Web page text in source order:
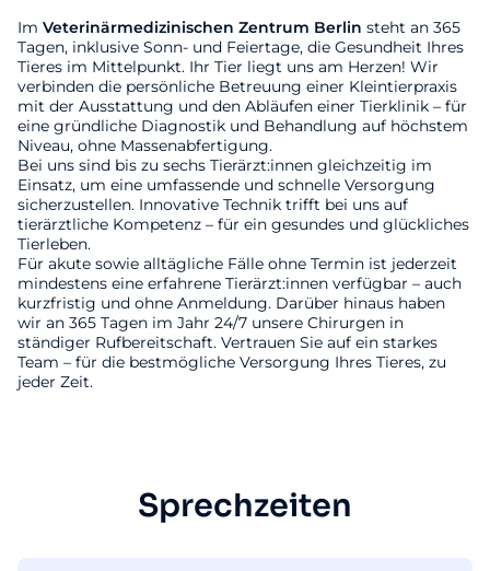
Im Veterinärmedizinischen Zentrum Berlin steht an 365
Tagen, inklusive Sonn- und Feiertage, die Gesundheit Ihres
Tieres im Mittelpunkt. Ihr Tier liegt uns am Herzen! Wir
verbinden die persönliche Betreuung einer Kleintierpraxis
mit der Ausstattung und den Abläufen einer Tierklinik – für
eine gründliche Diagnostik und Behandlung auf höchstem
Niveau, ohne Massenabfertigung.
Bei uns sind bis zu sechs Tierärzt:innen gleichzeitig im
Einsatz, um eine umfassende und schnelle Versorgung
sicherzustellen. Innovative Technik trifft bei uns auf
tierärztliche Kompetenz – für ein gesundes und glückliches
Tierleben.
Für akute sowie alltägliche Fälle ohne Termin ist jederzeit
mindestens eine erfahrene Tierärzt:innen verfügbar – auch
kurzfristig und ohne Anmeldung. Darüber hinaus haben
wir an 365 Tagen im Jahr 24/7 unsere Chirurgen in
ständiger Rufbereitschaft. Vertrauen Sie auf ein starkes
Team – für die bestmögliche Versorgung Ihres Tieres, zu
jeder Zeit.
Sprechzeiten